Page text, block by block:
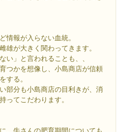
情報が入らない血統。
雄が大きく関わってきます。
い」と言われることも、、
つかを想像し、小島商店が信頼
する。
部分も小島商店の目利きが、消
ってこだわります。